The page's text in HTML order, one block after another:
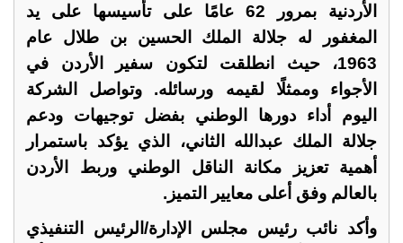
الأردنية بمرور 62 عامًا على تأسيسها على يد
المغفور له جلالة الملك الحسين بن طلال عام
1963، حيث انطلقت لتكون سفير الأردن في
الأجواء وممثلًا لقيمه ورسائله. وتواصل الشركة
اليوم أداء دورها الوطني بفضل توجيهات ودعم
جلالة الملك عبدالله الثاني، الذي يؤكد باستمرار
أهمية تعزيز مكانة الناقل الوطني وربط الأردن
بالعالم وفق أعلى معايير التميز.
وأكد نائب رئيس مجلس الإدارة/الرئيس التنفيذي